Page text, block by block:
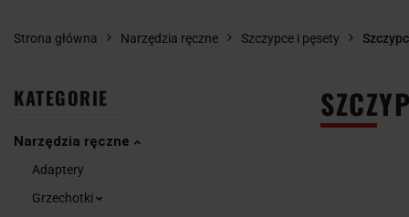
Strona główna Narzędzia ręczne Szczypce i pęsety
KATEGORIE
Narzędzia ręczne
Adaptery
Grzechotki